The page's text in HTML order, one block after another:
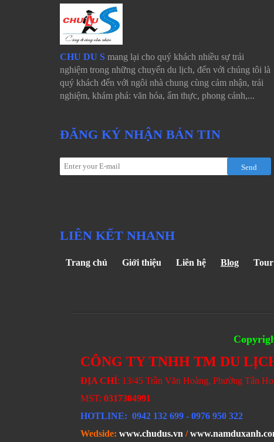
CHU DU S mang lại cho quý khách nhiều sự trải
nghiệm trong những chuyến du lịch, đến với chúng tôi là
quý khách đến với ngôi nhà chung cùng cảm nhận, trải
nghiệm, khám phá: văn hóa, ẩm thực, phong cảnh,...
ĐĂNG KÝ NHẬN BẢN TIN
Send
LIÊN KẾT NHANH
Trang chủ Giới thiệu Liên hệ Blog Tour
CÔNG TY TNHH TM DU
ĐỊA CHỈ: 13/45 Trần Văn Hoàng, Phường Tân
MST: 0317304991
HOTLINE: 0942 132 699 - 0976 950 322
Wedside: www.chudus.vn /